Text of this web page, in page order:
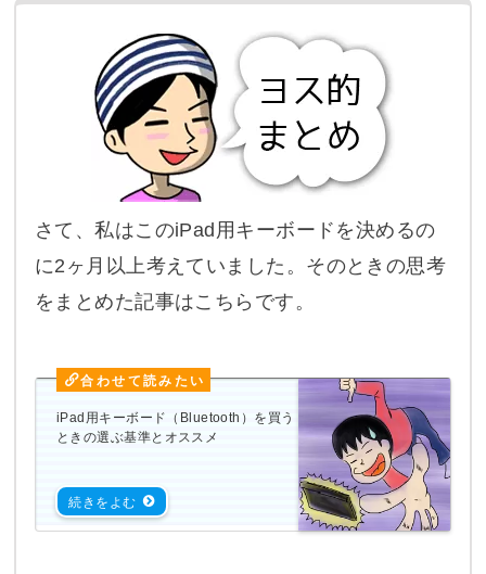
さて、私はこのiPad用キーボードを決めるの
に2ヶ月以上考えていました。そのときの思考
をまとめた記事はこちらです。
iPad用キーボード（Bluetooth）を買う
ときの選ぶ基準とオススメ